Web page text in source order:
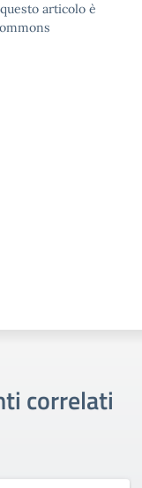
articolo è
correlati